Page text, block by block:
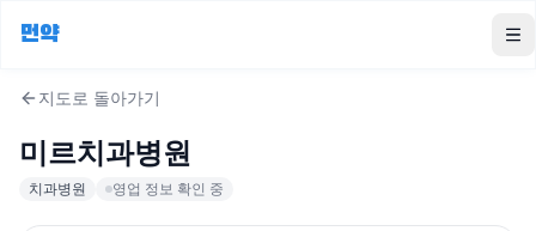
먼약
지도로 돌아가기
미르치과병원
치과병원 영업 정보 확인 중